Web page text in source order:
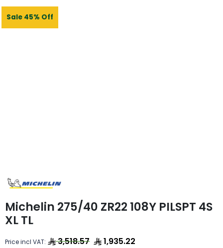
Sale 45% Off
Michelin 275/40 ZR22 108Y PILSPT 4S
XL TL
Price incl VAT: 3,518.57 1,935.22